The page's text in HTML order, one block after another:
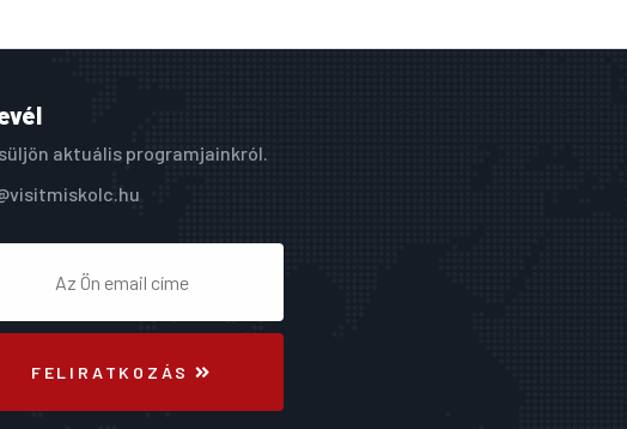
aktuális programjainkról.
FELIRATKOZÁS